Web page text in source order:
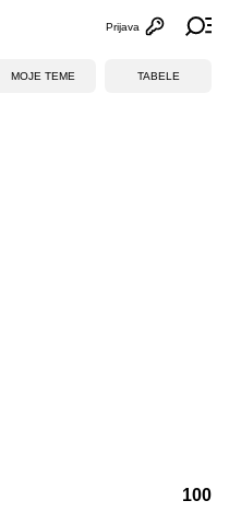
Otvori
Prijava
MOJE TEME TABELE
100